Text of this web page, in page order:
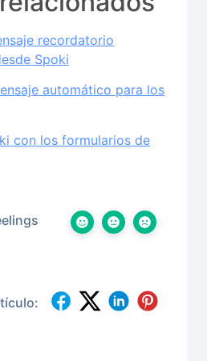
recordatorio
Spoki
automático para los
con los formularios de